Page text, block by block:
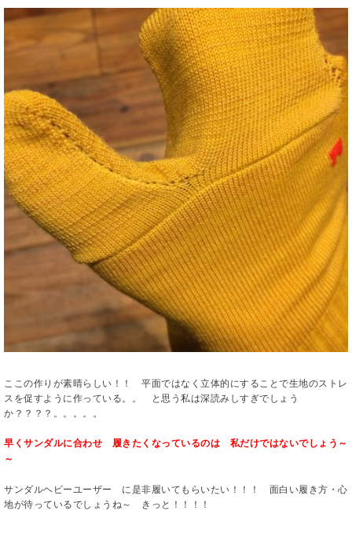
ここの作りが素晴らしい！！ 平面ではなく立体的にすることで生地のストレ
スを促すように作っている。。 と思う私は深読みしすぎでしょう
か？？？？。。。。。
早くサンダルに合わせ 履きたくなっているのは 私だけではないでしょう～
～
サンダルヘビーユーザー に是非履いてもらいたい！！！ 面白い履き方・心
地が待っているでしょうね～ きっと！！！！